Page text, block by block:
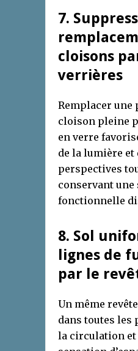
7.
cloisons
verrières
Remplacer une
cloison pleine
en verre
de la lumière et
perspectives
conservant une
fonctionnelle
8. Sol
lignes de
par le
Un même
dans toutes
la circulation et